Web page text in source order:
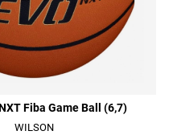
Fiba Game Ball (6,7)
WILSON